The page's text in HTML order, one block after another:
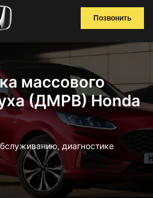
Позвонить
массового
(ДМРВ) Honda
диагностике